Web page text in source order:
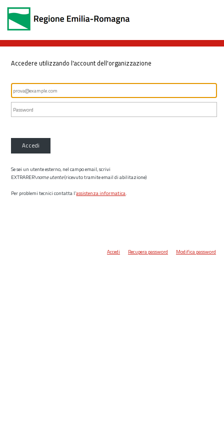
Accedere utilizzando l'account dell'organizzazione
Accedi
Se sei un utente esterno, nel campo email, scrivi
EXTRARER\nome utente(ricevuto tramite email di abilitazione)
Per problemi tecnici contatta l’assistenza informatica.
Accedi Recupera password Modifica password